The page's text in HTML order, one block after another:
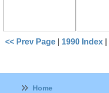
<< Prev Page | 1990 Index |
Home